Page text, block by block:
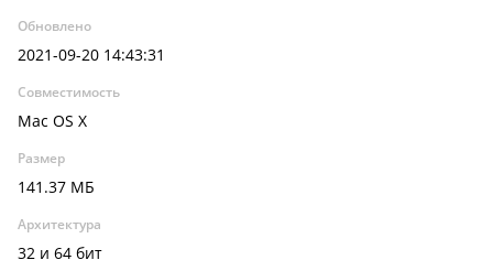
Обновлено
2021-09-20 14:43:31
Совместимость
Mac OS X
Размер
141.37 МБ
Архитектура
32 и 64 бит